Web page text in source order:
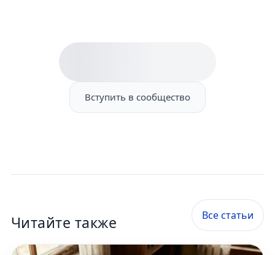
Вступить в сообщество
Читайте также Все статьи